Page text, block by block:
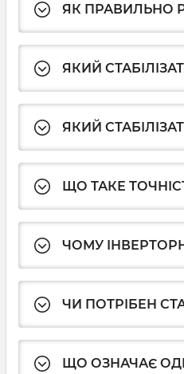
ЯК ПРАВИЛЬНО
ЯКИЙ
ЯКИЙ
ЩО ТАКЕ
ЧОМУ
ЧИ ПОТРІБЕН
ЩО ОЗНАЧАЄ